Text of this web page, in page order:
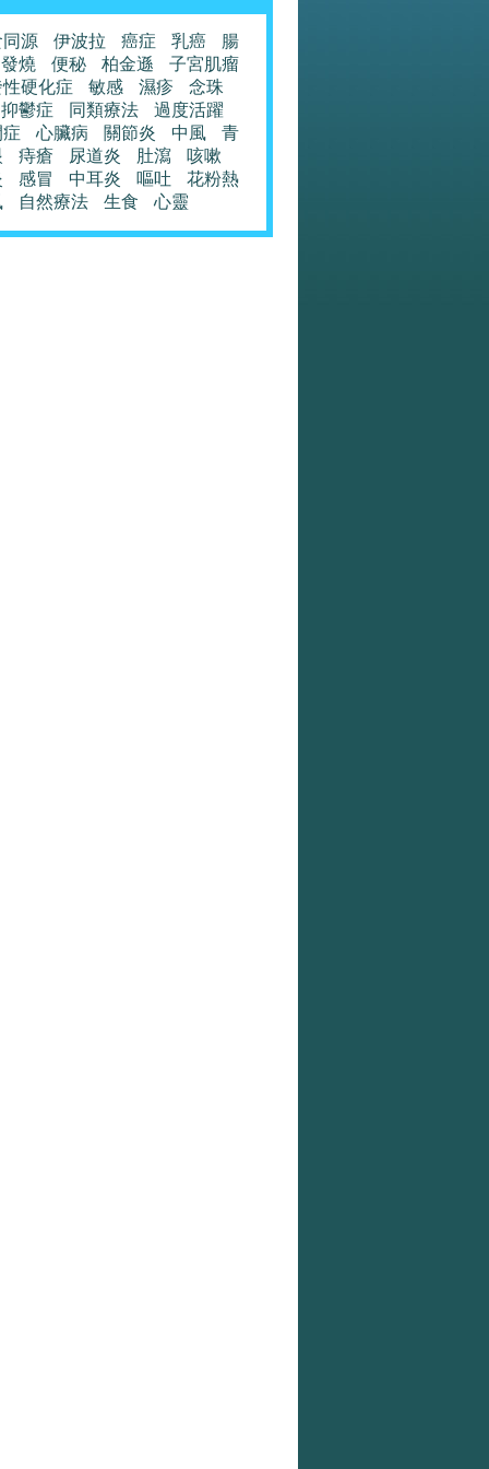
源 伊波拉 癌症 乳癌
腸
發燒
便秘 柏金遜
子宮肌瘤
硬化症
敏感 濕疹
念珠
抑鬱症
同類療法
過度活躍
心臟病 關節炎 中風
青
痔瘡 尿道炎 肚瀉
咳嗽
感冒 中耳炎 嘔吐
花粉熱
自然療法 生食 心靈